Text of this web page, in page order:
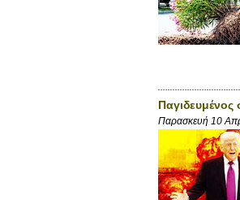
Παρασκευή 10